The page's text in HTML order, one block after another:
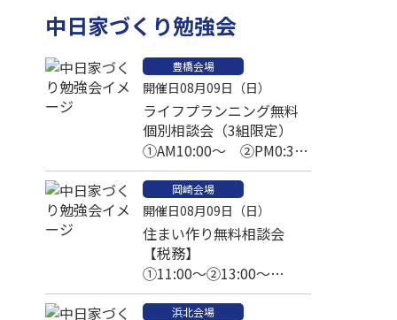
中日家づくり勉強会
豊橋会場
開催日08月09日（日）
ライフプランニング無料
個別相談会（3組限定）
①AM10:00～ ②PM0:30
～ ③PM2:30～
岡崎会場
開催日08月09日（日）
住まい作り無料相談会
【税務】
①11:00～②13:00～
③14:00～④15:00～
浜北会場